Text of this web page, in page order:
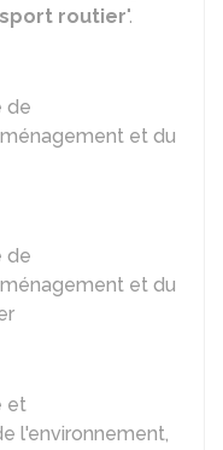
routier".
de
et du
de
et du
et
l'environnement,